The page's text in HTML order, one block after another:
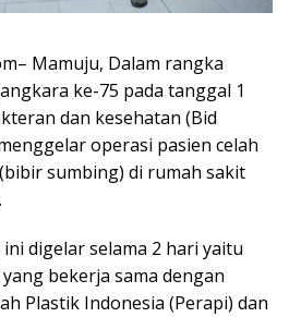
Mamuju, Dalam rangka
ke-75 pada tanggal 1
dan kesehatan (Bid
operasi pasien celah
sumbing) di rumah sakit
digelar selama 2 hari yaitu
bekerja sama dengan
Plastik Indonesia (Perapi) dan